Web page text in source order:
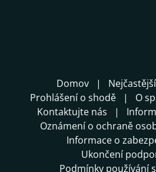
Domov
Prohlášení o shodě
O
Kontaktujte nás
Oznámení o ochraně
Informace o
Ukončení
Podmínky používání